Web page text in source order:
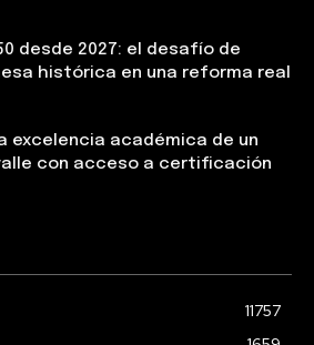
desde 2027: el desafío de
histórica en una reforma real
excelencia académica de un
con acceso a certificación
11757